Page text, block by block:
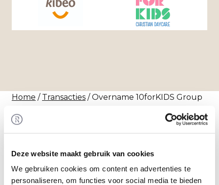
Deze website maakt gebruik van cookies
We gebruiken cookies om content en advertenties te
personaliseren, om functies voor social media te bieden
Home / Transacties / Overname 10forKIDS Group
Transactie
Stichting Kibeo heeft 100% van de aandelen in
Fusies & Overnames heeft de koper begeleid bij
het realiseren van deze transactie.